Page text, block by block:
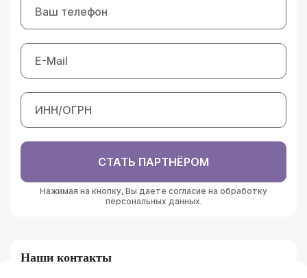
СТАТЬ ПАРТНЁРОМ
Нажимая на кнопку, Вы даете согласие на обработку
персональных данных.
Наши контакты